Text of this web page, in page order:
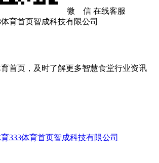
微 信 在线客服
育首页，及时了解更多智慧食堂行业资讯